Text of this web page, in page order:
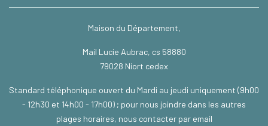
Maison du Département,
Mail Lucie Aubrac, cs 58880
79028 Niort cedex
Standard téléphonique ouvert du Mardi au jeudi uniquement (9h00
- 12h30 et 14h00 - 17h00) ; pour nous joindre dans les autres
plages horaires, nous contacter par email